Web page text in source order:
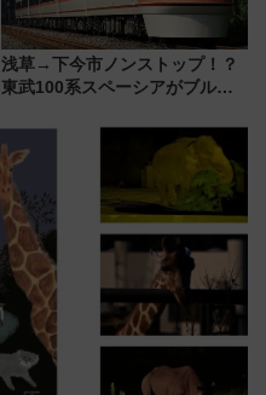
浅草→下今市ノンストップ！？
東武100系スペーシアがブルー
ー当時の停車駅」を再現 運転
時刻や特急券の買い方を紹介